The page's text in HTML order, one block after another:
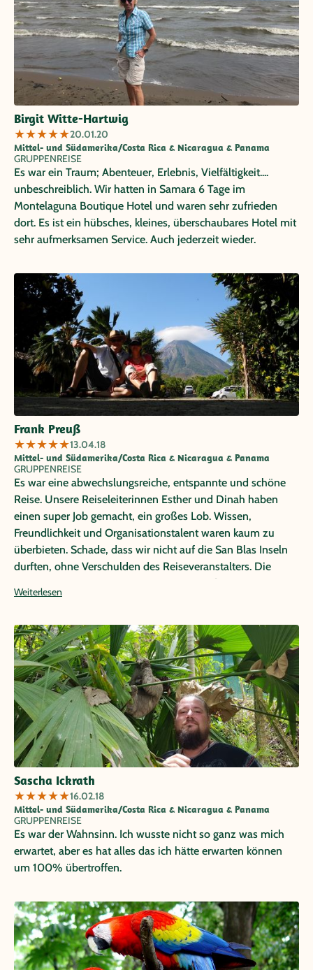
Birgit Witte-Hartwig
★★★★★20.01.20
Mittel- und Südamerika/Costa Rica & Nicaragua & Panama
GRUPPENREISE
Es war ein Traum; Abenteuer, Erlebnis, Vielfältigkeit....
unbeschreiblich. Wir hatten in Samara 6 Tage im
Montelaguna Boutique Hotel und waren sehr zufrieden
dort. Es ist ein hübsches, kleines, überschaubares Hotel mit
sehr aufmerksamen Service. Auch jederzeit wieder.
Frank Preuß
★★★★★13.04.18
Mittel- und Südamerika/Costa Rica & Nicaragua & Panama
GRUPPENREISE
Es war eine abwechslungsreiche, entspannte und schöne
Reise. Unsere Reiseleiterinnen Esther und Dinah haben
einen super Job gemacht, ein großes Lob. Wissen,
Freundlichkeit und Organisationstalent waren kaum zu
überbieten. Schade, dass wir nicht auf die San Blas Inseln
durften, ohne Verschulden des Reiseveranstalters. Die
kurzfristig organisierte Alternative war großzügig und eine
gute Wahl.
Weiterlesen
Sascha Ickrath
★★★★★16.02.18
Mittel- und Südamerika/Costa Rica & Nicaragua & Panama
GRUPPENREISE
Es war der Wahnsinn. Ich wusste nicht so ganz was mich
erwartet, aber es hat alles das ich hätte erwarten können
um 100% übertroffen.